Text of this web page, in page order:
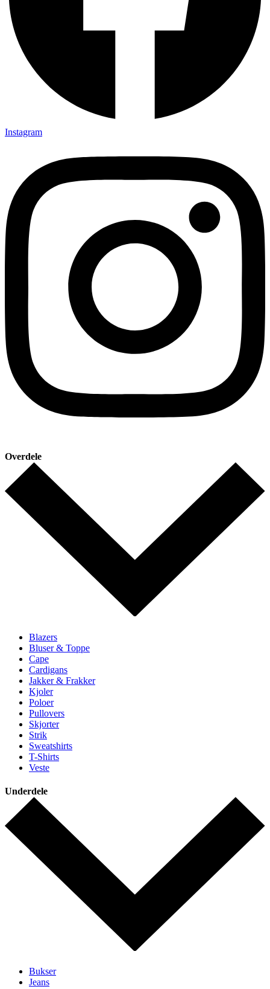
Instagram
Overdele
Blazers
Bluser & Toppe
Cape
Cardigans
Jakker & Frakker
Kjoler
Poloer
Pullovers
Skjorter
Strik
Sweatshirts
T-Shirts
Veste
Underdele
Bukser
Jeans